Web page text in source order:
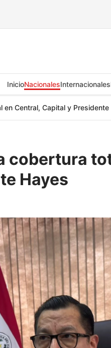
InicioNacionalesInternacionales
en Central, Capital y Presidente
cobertura
Hayes